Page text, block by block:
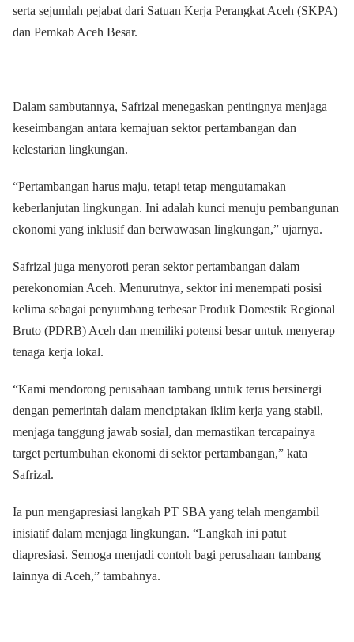
serta sejumlah pejabat dari Satuan Kerja Perangkat Aceh (SKPA)
dan Pemkab Aceh Besar.
Dalam sambutannya, Safrizal menegaskan pentingnya menjaga
keseimbangan antara kemajuan sektor pertambangan dan
kelestarian lingkungan.
“Pertambangan harus maju, tetapi tetap mengutamakan
keberlanjutan lingkungan. Ini adalah kunci menuju pembangunan
ekonomi yang inklusif dan berwawasan lingkungan,” ujarnya.
Safrizal juga menyoroti peran sektor pertambangan dalam
perekonomian Aceh. Menurutnya, sektor ini menempati posisi
kelima sebagai penyumbang terbesar Produk Domestik Regional
Bruto (PDRB) Aceh dan memiliki potensi besar untuk menyerap
tenaga kerja lokal.
“Kami mendorong perusahaan tambang untuk terus bersinergi
dengan pemerintah dalam menciptakan iklim kerja yang stabil,
menjaga tanggung jawab sosial, dan memastikan tercapainya
target pertumbuhan ekonomi di sektor pertambangan,” kata
Safrizal.
Ia pun mengapresiasi langkah PT SBA yang telah mengambil
inisiatif dalam menjaga lingkungan. “Langkah ini patut
diapresiasi. Semoga menjadi contoh bagi perusahaan tambang
lainnya di Aceh,” tambahnya.